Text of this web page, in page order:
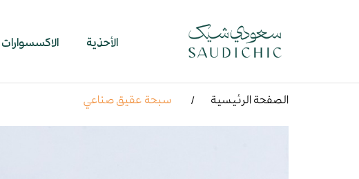
الأحذية الاكسسوارات
الصفحة الرئيسية سبحة عقيق صناعي